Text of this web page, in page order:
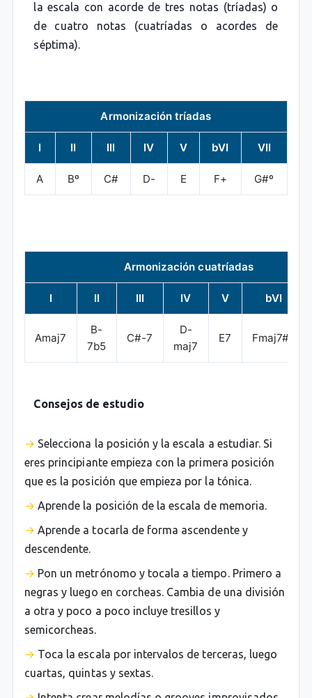
la escala con acorde de tres notas (tríadas) o
de cuatro notas (cuatríadas o acordes de
séptima).
Armonización tríadas
I II III IV V bVI VII
A Bº C# D- E F+ G#º
Armonización cuatríadas
I II III IV V bVI
Amaj7
B-
7b5
C#-7
D-
maj7
E7 Fmaj7#5
Consejos de estudio
Selecciona la posición y la escala a estudiar. Si
eres principiante empieza con la primera posición
que es la posición que empieza por la tónica.
Aprende la posición de la escala de memoria.
Aprende a tocarla de forma ascendente y
descendente.
Pon un metrónomo y tocala a tiempo. Primero a
negras y luego en corcheas. Cambia de una división
a otra y poco a poco incluye tresillos y
semicorcheas.
Toca la escala por intervalos de terceras, luego
cuartas, quintas y sextas.